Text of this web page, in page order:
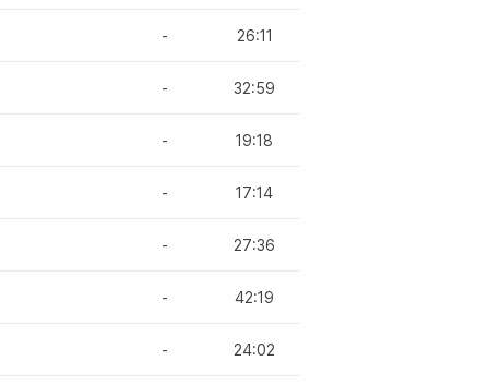
- 26:11
- 32:59
- 19:18
- 17:14
- 27:36
- 42:19
- 24:02